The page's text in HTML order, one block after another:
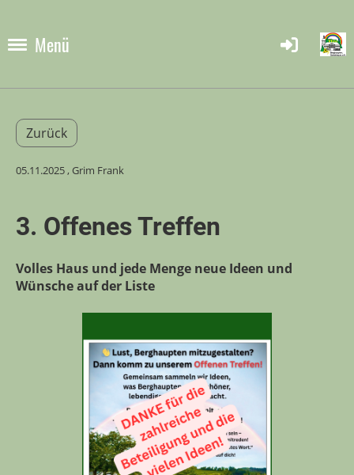
Menü
Zurück
05.11.2025, Grim Frank
3. Offenes Treffen
Volles Haus und jede Menge neue Ideen und
Wünsche auf der Liste